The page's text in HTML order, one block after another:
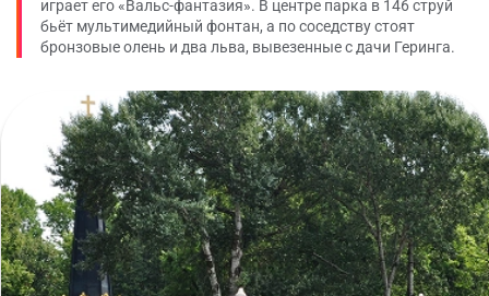
играет его «Вальс-фантазия». В центре парка в 146 струй
бьёт мультимедийный фонтан, а по соседству стоят
бронзовые олень и два льва, вывезенные с дачи Геринга.